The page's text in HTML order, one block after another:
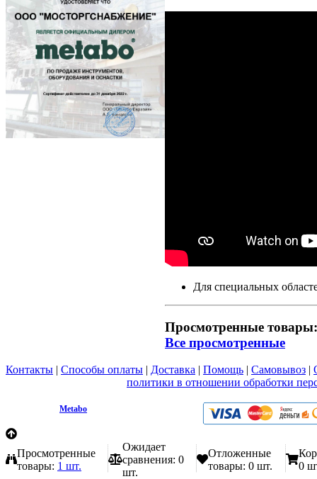
Для специальных
Просмотренные товары:
Все просмотренные
Контакты | Способы оплаты | Доставка | Помощь | Самовывоз |
политики в отношении обработки
Metabo
Просмотренные
товары: 1 шт.
Ожидает
сравнения: 0
шт.
Отложенные
товары: 0 шт.
0